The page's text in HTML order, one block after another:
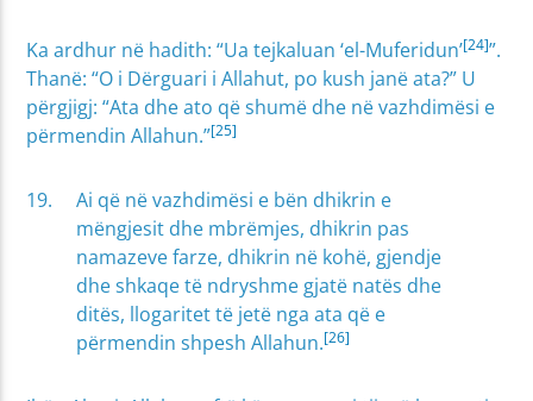
Ka ardhur në hadith: “Ua tejkaluan ‘el-Muferidun’[24]”.
Thanë: “O i Dërguari i Allahut, po kush janë ata?” U
përgjigj: “Ata dhe ato që shumë dhe në vazhdimësi e
përmendin Allahun.”[25]
Ai që në vazhdimësi e bën dhikrin e
mëngjesit dhe mbrëmjes, dhikrin pas
namazeve farze, dhikrin në kohë, gjendje
dhe shkaqe të ndryshme gjatë natës dhe
ditës, llogaritet të jetë nga ata që e
përmendin shpesh Allahun.[26]